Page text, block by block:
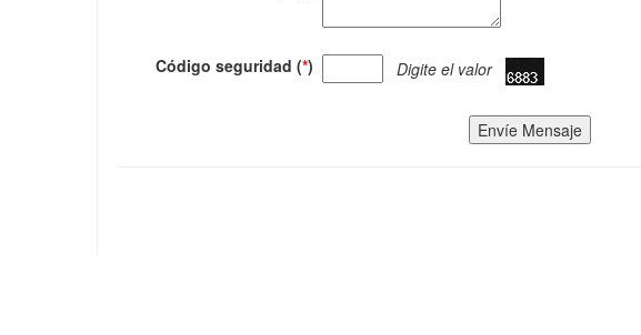
Código seguridad (*) Digite el valor
Envíe Mensaje